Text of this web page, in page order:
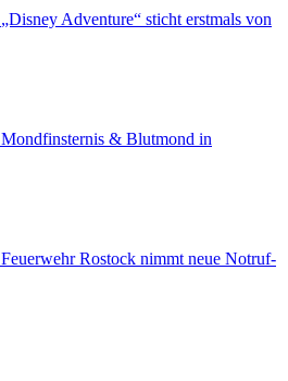
„Disney Adventure“ sticht erstmals von
Mondfinsternis & Blutmond in
Feuerwehr Rostock nimmt neue Notruf-